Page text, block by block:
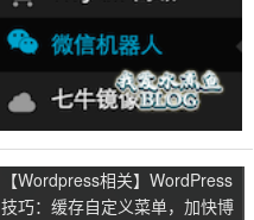
【Wordpress相关】WordPress
技巧：缓存自定义菜单，加快博